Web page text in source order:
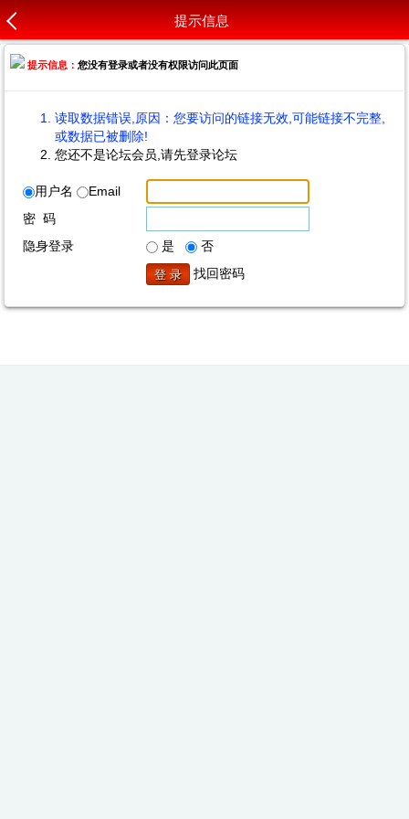
提示信息
提示信息：您没有登录或者没有权限访问此页面
读取数据错误,原因：您要访问的链接无效,可能链接不完整,
或数据已被删除!
您还不是论坛会员,请先登录论坛
用户名
Email
密 码
隐身登录
是
否
找回密码